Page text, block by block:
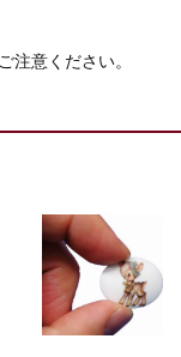
注意ください。